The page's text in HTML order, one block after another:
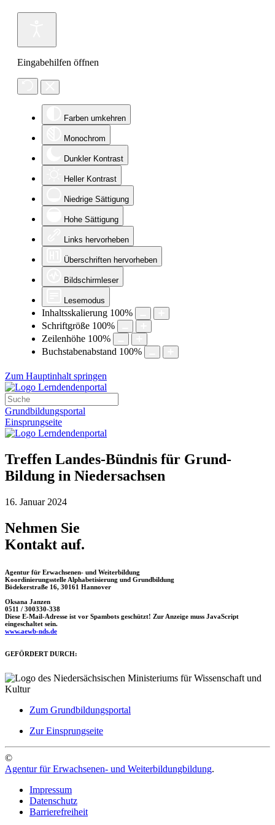
Eingabehilfen öffnen
Farben umkehren
Monochrom
Dunkler Kontrast
Heller Kontrast
Niedrige Sättigung
Hohe Sättigung
Links hervorheben
Überschriften hervorheben
Bildschirmleser
Lesemodus
Inhaltsskalierung 100%
Schriftgröße 100%
Zeilenhöhe 100%
Buchstabenabstand 100%
Zum Hauptinhalt springen
Grundbildungsportal
Einsprungseite
Treffen Landes-Bündnis für Grund-
Bildung in Niedersachsen
16. Januar 2024
Nehmen Sie
Kontakt auf.
Agentur für Erwachsenen- und Weiterbildung
Koordinierungsstelle Alphabetisierung und Grundbildung
Bödekerstraße 16, 30161 Hannover
Oksana Janzen
0511 / 300330-338
Diese E-Mail-Adresse ist vor Spambots geschützt! Zur Anzeige muss JavaScript
eingeschaltet sein.
www.aewb-nds.de
GEFÖRDERT DURCH:
Zum Grundbildungsportal
Zur Einsprungseite
©
Agentur für Erwachsenen- und Weiterbildungbildung.
Impressum
Datenschutz
Barrierefreiheit